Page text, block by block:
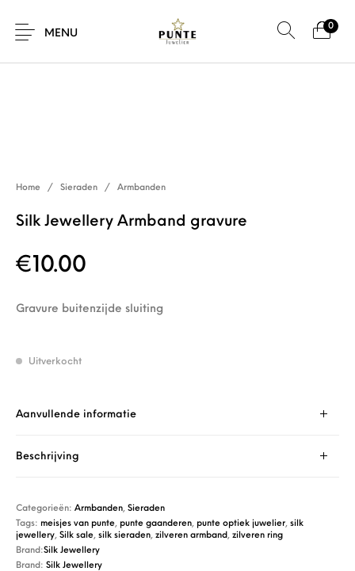
MENU
0
Giftcard
Home / Sieraden / Armbanden
Silk Jewellery Armband gravure
€ 10.00
Gravure buitenzijde sluiting
Uitverkocht
Aanvullende informatie
Beschrijving
Categorieën:Armbanden,Sieraden
Tags: meisjes van punte, punte gaanderen, punte optiek juwelier,silk
jewellery,Silk sale,silk sieraden,zilveren armband,zilveren ring
Brand:Silk Jewellery
Brand:Silk Jewellery